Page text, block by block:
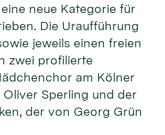
neue Kategorie für
Die Uraufführung
jeweils einen freien
zwei profilierte
am Kölner
Sperling und der
der von Georg Grün